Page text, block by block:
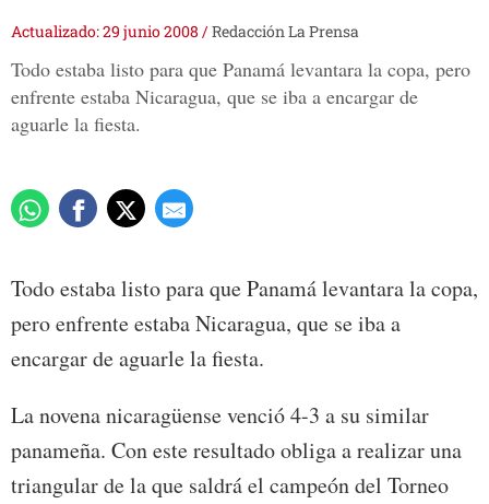
Actualizado: 29 junio 2008 /Redacción La Prensa
Todo estaba listo para que Panamá levantara la copa, pero
enfrente estaba Nicaragua, que se iba a encargar de
aguarle la fiesta.
Todo estaba listo para que Panamá levantara la copa,
pero enfrente estaba Nicaragua, que se iba a
encargar de aguarle la fiesta.
La novena nicaragüense venció 4-3 a su similar
panameña. Con este resultado obliga a realizar una
triangular de la que saldrá el campeón del Torneo